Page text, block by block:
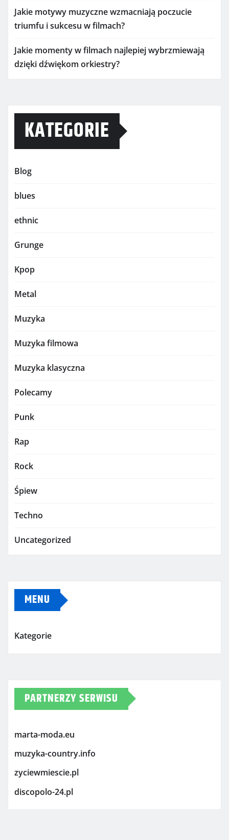
Jakie motywy muzyczne wzmacniają poczucie
triumfu i sukcesu w filmach?
Jakie momenty w filmach najlepiej wybrzmiewają
dzięki dźwiękom orkiestry?
KATEGORIE
Blog
blues
ethnic
Grunge
Kpop
Metal
Muzyka
Muzyka filmowa
Muzyka klasyczna
Polecamy
Punk
Rap
Rock
Śpiew
Techno
Uncategorized
MENU
Kategorie
PARTNERZY SERWISU
marta-moda.eu
muzyka-country.info
zyciewmiescie.pl
discopolo-24.pl